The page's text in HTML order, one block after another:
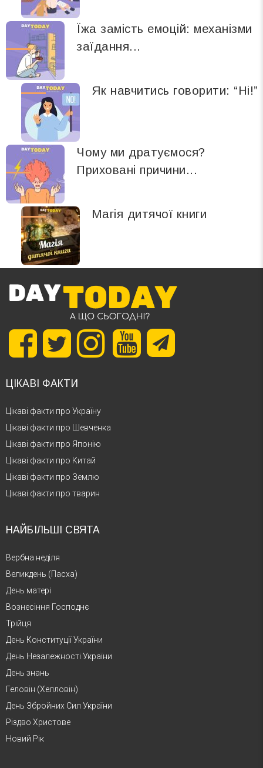
Їжа замість емоцій: механізми
заїдання...
Як навчитись говорити: “Ні!”
Чому ми дратуємося?
Приховані причини...
Магія дитячої книги
ЦІКАВІ ФАКТИ
Цікаві факти про Україну
Цікаві факти про Шевченка
Цікаві факти про Японію
Цікаві факти про Китай
Цікаві факти про Землю
Цікаві факти про тварин
НАЙБІЛЬШІ СВЯТА
Вербна неділя
Великдень (Пасха)
День матері
Вознесіння Господнє
Трійця
День Конституції України
День Незалежності України
День знань
Геловін (Хелловін)
День Збройних Сил України
Різдво Христове
Новий Рік